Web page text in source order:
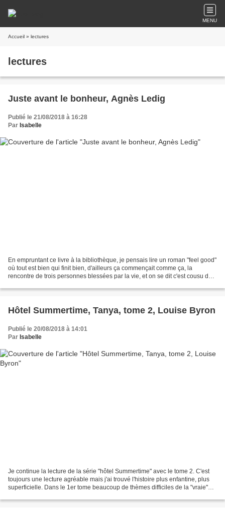
MENU
Accueil » lectures
lectures
Juste avant le bonheur, Agnès Ledig
Publié le 21/08/2018 à 16:28
Par Isabelle
En empruntant ce livre à la bibliothèque, je pensais lire un roman "feel good"
où tout est bien qui finit bien, d'ailleurs ça commençait comme ça, la
rencontre de trois personnes blessées par la vie, et on se dit c'est cousu de
Hôtel Summertime, Tanya, tome 2, Louise Byron
Publié le 20/08/2018 à 14:01
Par Isabelle
Je continue la lecture de la série "hôtel Summertime" avec le tome 2. C'est
toujours une lecture agréable mais j'ai trouvé l'histoire plus enfantine, plus
superficielle. Dans le 1er tome beaucoup de thèmes difficiles de la "vraie"